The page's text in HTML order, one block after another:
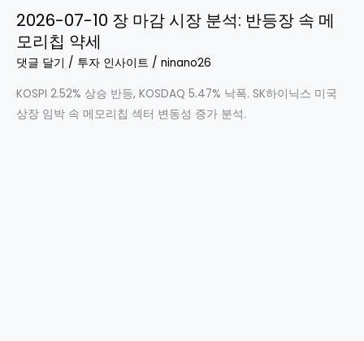
2026-07-10 장 마감 시장 분석: 반등장 속 메
모리칩 약세
댓글 달기 / 투자 인사이트 / ninano26
KOSPI 2.52% 상승 반등, KOSDAQ 5.47% 낙폭. SK하이닉스 미국
상장 임박 속 메모리칩 섹터 변동성 증가 분석.